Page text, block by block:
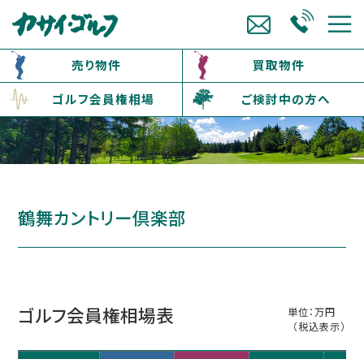
売り物件
買取物件
ゴルフ会員権相場
ご検討中の方へ
鶴舞カントリー倶楽部
ゴルフ会員権相場表
単位：万円
（税込表示）